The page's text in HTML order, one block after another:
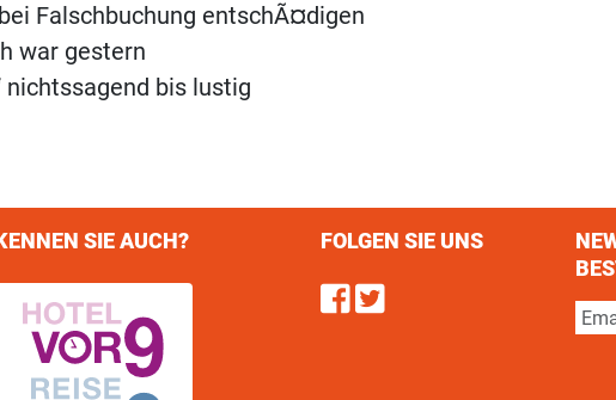
Falschbuchung entschÃ¤digen
war gestern
nichtssagend bis lustig
SIE AUCH? FOLGEN SIE UNS
Find us on
Follow us on